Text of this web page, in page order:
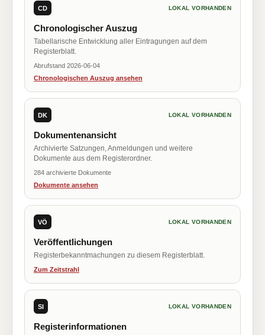
CD LOKAL VORHANDEN
Chronologischer Auszug
Tabellarische Entwicklung aller Eintragungen auf dem
Registerblatt.
Abrufstand 2026-06-04
Chronologischen Auszug ansehen
DK LOKAL VORHANDEN
Dokumentenansicht
Archivierte Satzungen, Anmeldungen und weitere
Dokumente aus dem Registerordner.
284 archivierte Dokumente
Dokumente ansehen
VÖ LOKAL VORHANDEN
Veröffentlichungen
Registerbekanntmachungen zu diesem Registerblatt.
Zum Zeitstrahl
SI LOKAL VORHANDEN
Registerinformationen